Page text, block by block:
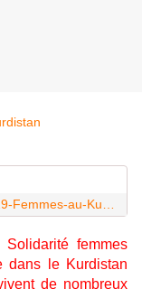
femmes
dans le Kurdistan
de nombreux